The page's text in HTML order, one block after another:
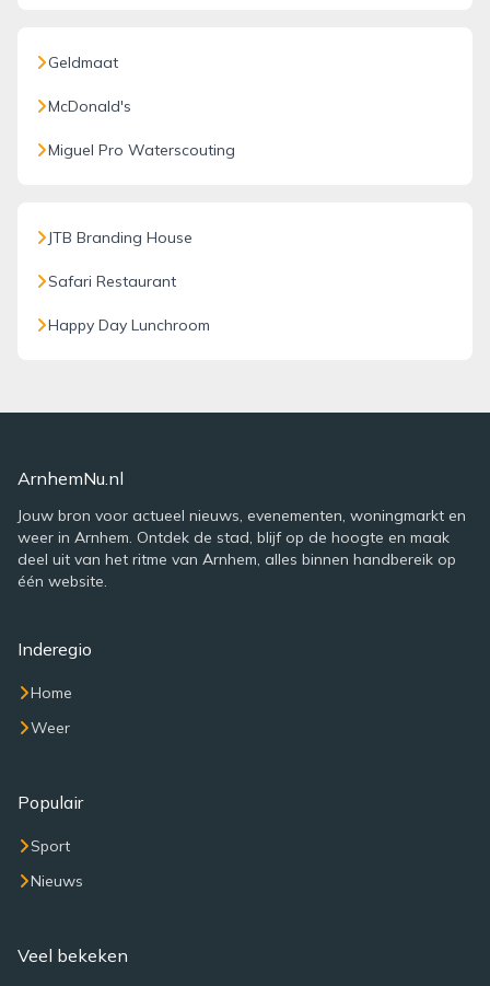
Geldmaat
McDonald's
Miguel Pro Waterscouting
JTB Branding House
Safari Restaurant
Happy Day Lunchroom
ArnhemNu.nl
Jouw bron voor actueel nieuws, evenementen, woningmarkt en
weer in Arnhem. Ontdek de stad, blijf op de hoogte en maak
deel uit van het ritme van Arnhem, alles binnen handbereik op
één website.
Inderegio
Home
Weer
Populair
Sport
Nieuws
Veel bekeken